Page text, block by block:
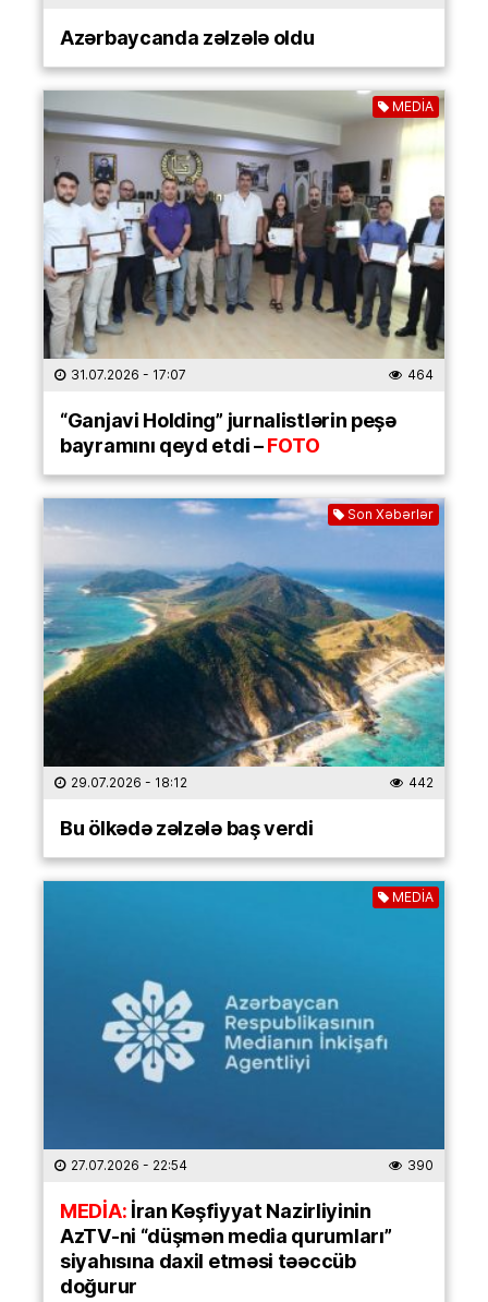
Azərbaycanda zəlzələ oldu
MEDİA
31.07.2026 - 17:07 464
“Ganjavi Holding” jurnalistlərin peşə
bayramını qeyd etdi –FOTO
Son Xəbərlər
29.07.2026 - 18:12 442
Bu ölkədə zəlzələ baş verdi
MEDİA
27.07.2026 - 22:54 390
MEDİA:İran Kəşfiyyat Nazirliyinin
AzTV-ni “düşmən media qurumları”
siyahısına daxil etməsi təəccüb
doğurur